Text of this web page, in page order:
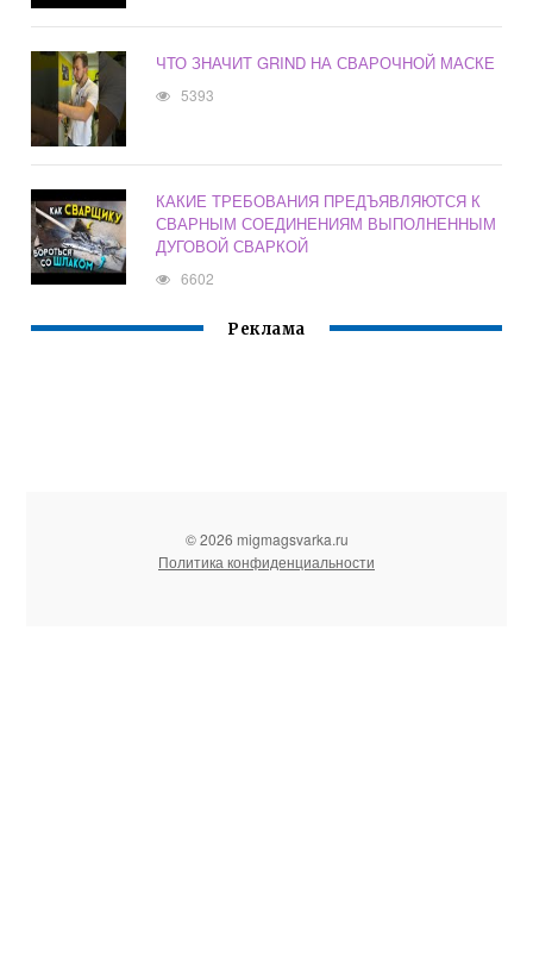
ЧТО ЗНАЧИТ GRIND НА СВАРОЧНОЙ МАСКЕ
5393
КАКИЕ ТРЕБОВАНИЯ ПРЕДЪЯВЛЯЮТСЯ К
СВАРНЫМ СОЕДИНЕНИЯМ ВЫПОЛНЕННЫМ
ДУГОВОЙ СВАРКОЙ
6602
Реклама
© 2026 migmagsvarka.ru
Политика конфиденциальности